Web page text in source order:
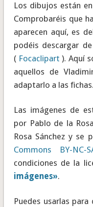
Los dibujos están en
Comprobaréis que
aparecen aquí, es
podéis descargar
( Focaclipart ). Aquí
aquellos de
adaptarlo a las fichas.
Las imágenes de
por Pablo de la
Rosa Sánchez y se
Commons BY-NC-
condiciones de la
imágenes».
Puedes usarlas